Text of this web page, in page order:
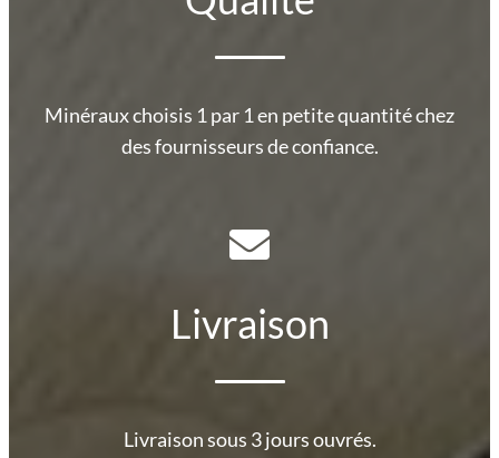
Minéraux choisis 1 par 1 en petite quantité chez
des fournisseurs de confiance.
Livraison
Livraison sous 3 jours ouvrés.